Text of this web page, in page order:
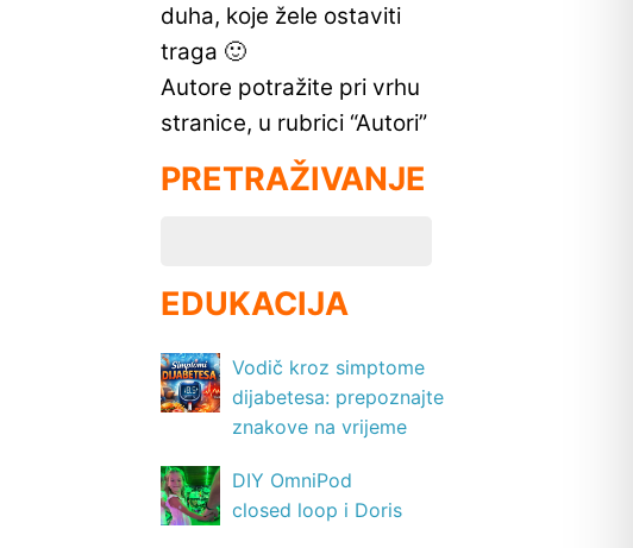
duha, koje žele ostaviti
traga 🙂
Autore potražite pri vrhu
stranice, u rubrici “Autori”
PRETRAŽIVANJE
EDUKACIJA
Vodič kroz simptome
dijabetesa: prepoznajte
znakove na vrijeme
DIY OmniPod
closed loop i Doris